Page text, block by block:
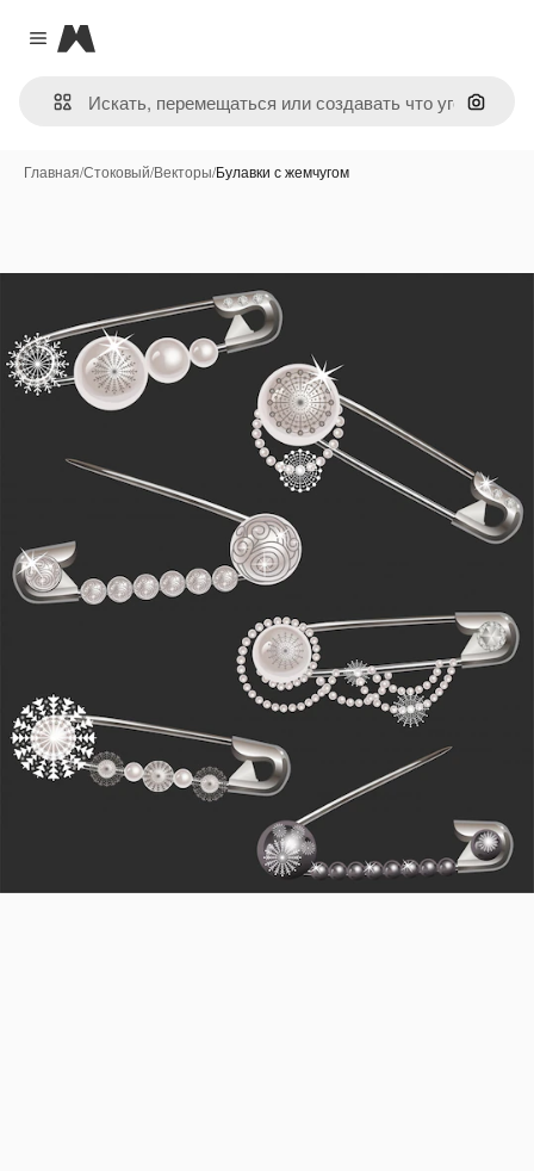
Close menu
Magnific
Поиск
Главная/Стоковый/Векторы/Булавки с жемчугом